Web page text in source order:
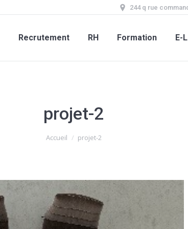
244 q rue
Recrutement RH Formation E-
projet-2
Accueil projet-2